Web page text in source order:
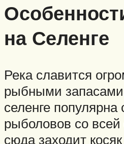
на Селенге
Река славится
рыбными
селенге популярна
рыболовов со
сюда заходит